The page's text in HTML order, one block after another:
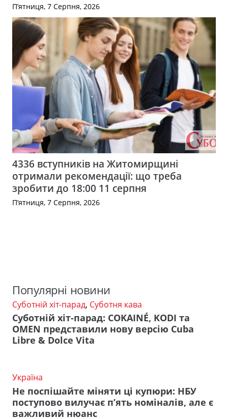
П’ятниця, 7 Серпня, 2026
4336 вступників на Житомирщині
отримали рекомендації: що треба
зробити до 18:00 11 серпня
П’ятниця, 7 Серпня, 2026
Популярні новини
Суботній хіт-парад, Суботня кава
Суботній хіт-парад: COKAINÉ, KODI та
OMEN представили нову версію Cuba
Libre & Dolce Vita
Україна
Не поспішайте міняти ці купюри: НБУ
поступово вилучає п’ять номіналів, але є
важливий нюанс